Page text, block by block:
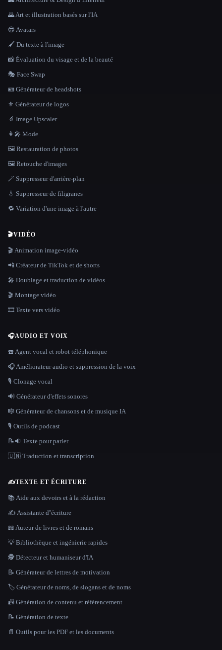
🌄 Art et illustration basés sur l'IA
😎 Avatars
🖌️ Du texte à l'image
📸 Évaluation du visage et de la beauté
🎭 Face Swap
🪪 Générateur de headshots
⚜️ Générateur de logos
🔬 Image Upscaler
👩‍🎤 Mode
🖼️ Restauration de photos
🖼️ Retouche d'images
🪄 Suppresseur d'arrière-plan
💧 Suppresseur de filigranes
🔁 Variation d'une image à l'autre
🎬VIDÉO
🎬 Animation image-vidéo
📲 Créateur de TikTok et de shorts
🎤 Doublage et traduction de vidéos
🎬 Montage vidéo
🎞️ Texte vers vidéo
🎧AUDIO ET VOIX
☎️ Agent vocal et robot téléphonique
🎧 Améliorateur audio et suppression de la voix
🎙️ Clonage vocal
🔊 Générateur d'effets sonores
🎼 Générateur de chansons et de musique IA
🎙️ Outils de podcast
📝🔉 Texte pour parler
🇺🇳 Traduction et transcription
✍️TEXTE ET ÉCRITURE
📚 Aide aux devoirs et à la rédaction
✍️ Assistante d''écriture
📖 Auteur de livres et de romans
💡 Bibliothèque et ingénierie rapides
🕵️ Détecteur et humaniseur d'IA
📝 Générateur de lettres de motivation
🏷️ Générateur de noms, de slogans et de noms
📠 Génération de contenu et référencement
📝 Génération de texte
📄 Outils pour les PDF et les documents